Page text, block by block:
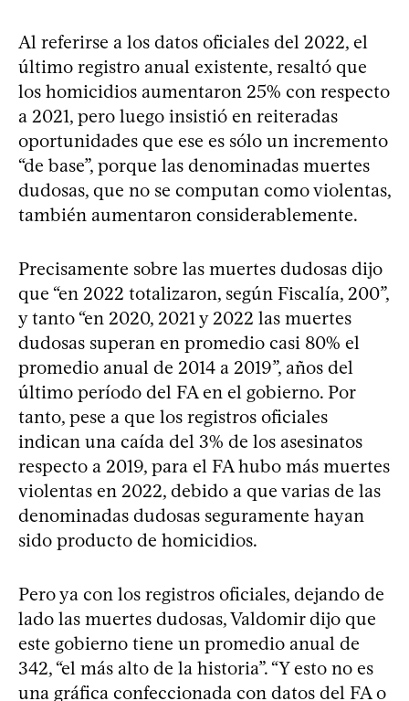
Al referirse a los datos oficiales del 2022, el
último registro anual existente, resaltó que
los homicidios aumentaron 25% con respecto
a 2021, pero luego insistió en reiteradas
oportunidades que ese es sólo un incremento
“de base”, porque las denominadas muertes
dudosas, que no se computan como violentas,
también aumentaron considerablemente.
Precisamente sobre las muertes dudosas dijo
que “en 2022 totalizaron, según Fiscalía, 200”,
y tanto “en 2020, 2021 y 2022 las muertes
dudosas superan en promedio casi 80% el
promedio anual de 2014 a 2019”, años del
último período del FA en el gobierno. Por
tanto, pese a que los registros oficiales
indican una caída del 3% de los asesinatos
respecto a 2019, para el FA hubo más muertes
violentas en 2022, debido a que varias de las
denominadas dudosas seguramente hayan
sido producto de homicidios.
Pero ya con los registros oficiales, dejando de
lado las muertes dudosas, Valdomir dijo que
este gobierno tiene un promedio anual de
342, “el más alto de la historia”. “Y esto no es
una gráfica confeccionada con datos del FA o